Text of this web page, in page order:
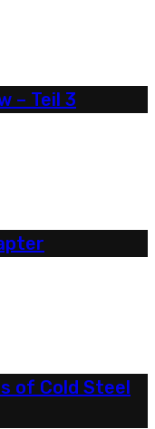
– Teil 3
of Cold Steel